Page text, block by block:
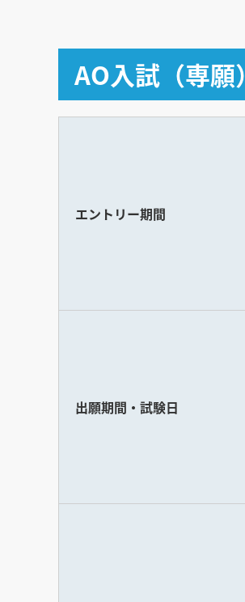
AO入試（専願）
エントリー期間
出願期間・試験日